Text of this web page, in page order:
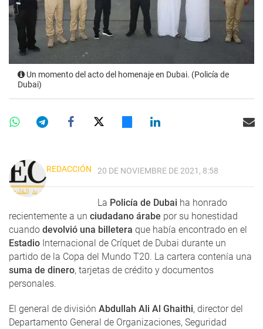
Un momento del acto del homenaje en Dubai. (Policía de
Dubai)
REDACCIÓN 20 DE NOVIEMBRE DE 2021, 8:58
La Policía de Dubai ha honrado
recientemente a un ciudadano árabe por su honestidad
cuando devolvió una billetera que había encontrado en el
Estadio Internacional de Críquet de Dubai durante un
partido de la Copa del Mundo T20. La cartera contenía una
suma de dinero, tarjetas de crédito y documentos
personales.
El general de división Abdullah Ali Al Ghaithi, director del
Departamento General de Organizaciones, Seguridad